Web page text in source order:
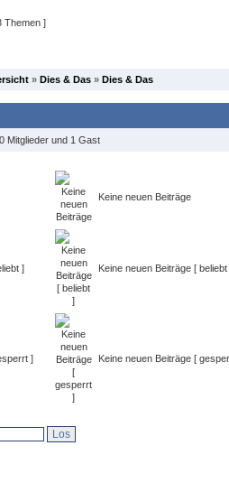
Themen ]
» Dies & Das » Dies & Das
Mitglieder und 1 Gast
Keine neuen Beiträge
] Keine neuen Beiträge [ beliebt
] Keine neuen Beiträge [